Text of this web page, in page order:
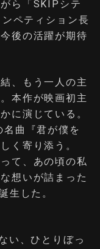
ら「SKIPシテ
ペティション長
後の活躍が期待
、もう一人の主
本作が映画初主
に演じている。
名曲『君が僕を
く寄り添う。
て、あの頃の私
想いが詰まった
生した。
い、ひとりぼっ